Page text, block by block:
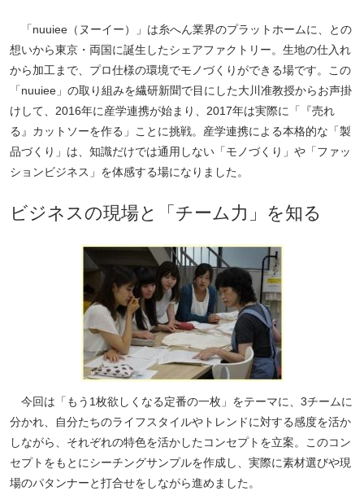
「nuuiee（ヌーイー）」は糸へん業界のプラットホームに、との
想いから東京・両国に誕生したシェアファクトリー。生地の仕入れ
から加工まで、プロ仕様の環境でモノづくりができる場です。この
「nuuiee」の取り組みを繊研新聞で目にした大川准教授からお声掛
けして、2016年に産学連携が始まり、2017年は実際に「『売れ
る』カットソーを作る」ことに挑戦。産学連携による本格的な「製
品づくり」は、知識だけでは通用しない「モノづくり」や「ファッ
ションビジネス」を体感する場になりました。
ビジネスの現場と「チーム力」を知る
今回は「もう1枚欲しくなる定番の一枚」をテーマに、3チームに
分かれ、自分たちのライフスタイルやトレンドに対する感度を活か
しながら、それぞれの特色を活かしたコンセプトを立案。このコン
セプトをもとにシーチングサンプルを作成し、実際に素材選びや現
場のパタンナーと打合せをしながら進めました。